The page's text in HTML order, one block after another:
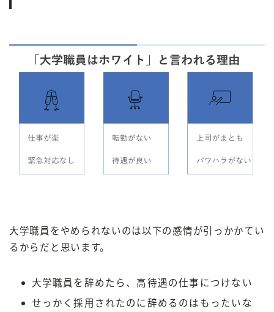
大学職員をやめられないのは以下の感情が引っかかてい
るからだと思います。
大学職員を辞めたら、高待遇の仕事につけない
せっかく採用されたのに辞めるのはもったいな